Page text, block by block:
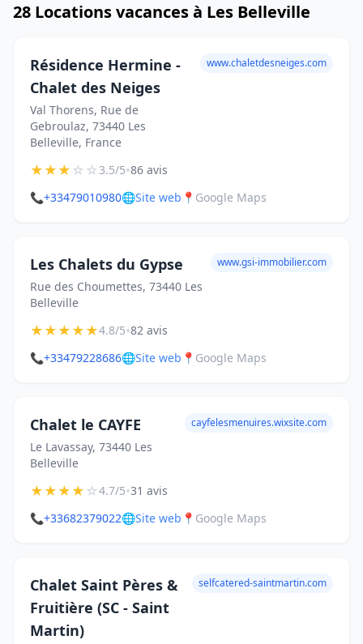
28 Locations vacances à Les Belleville
Résidence Hermine -
Chalet des Neiges
Val Thorens, Rue de
Gebroulaz, 73440 Les
Belleville, France
www.chaletdesneiges.com
★★★☆☆3.5/5•86 avis
📞+33479010980🌐Site web 📍 Google Maps
Les Chalets du Gypse
Rue des Choumettes, 73440 Les
Belleville
www.gsi-immobilier.com
★★★★★4.8/5•82 avis
📞+33479228686🌐Site web 📍 Google Maps
Chalet le CAYFE
Le Lavassay, 73440 Les
Belleville
cayfelesmenuires.wixsite.com
★★★★☆4.7/5•31 avis
📞+33682379022🌐Site web 📍 Google Maps
Chalet Saint Pères &
Fruitière (SC - Saint
Martin)
selfcatered-saintmartin.com